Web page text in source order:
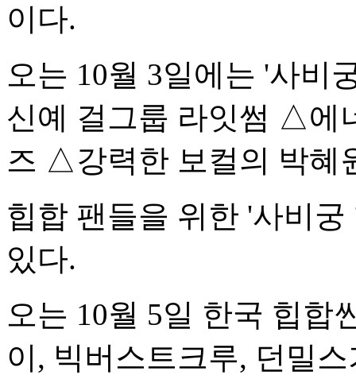
이다.
오는 10월 3일에는 '사비
신예 걸그룹 라잇썸 △에
즈 △강력한 보컬의 박혜
힙합 팬들을 위한 '사비
있다.
오는 10월 5일 한국 힙합
이, 빅버스트크루, 던밀